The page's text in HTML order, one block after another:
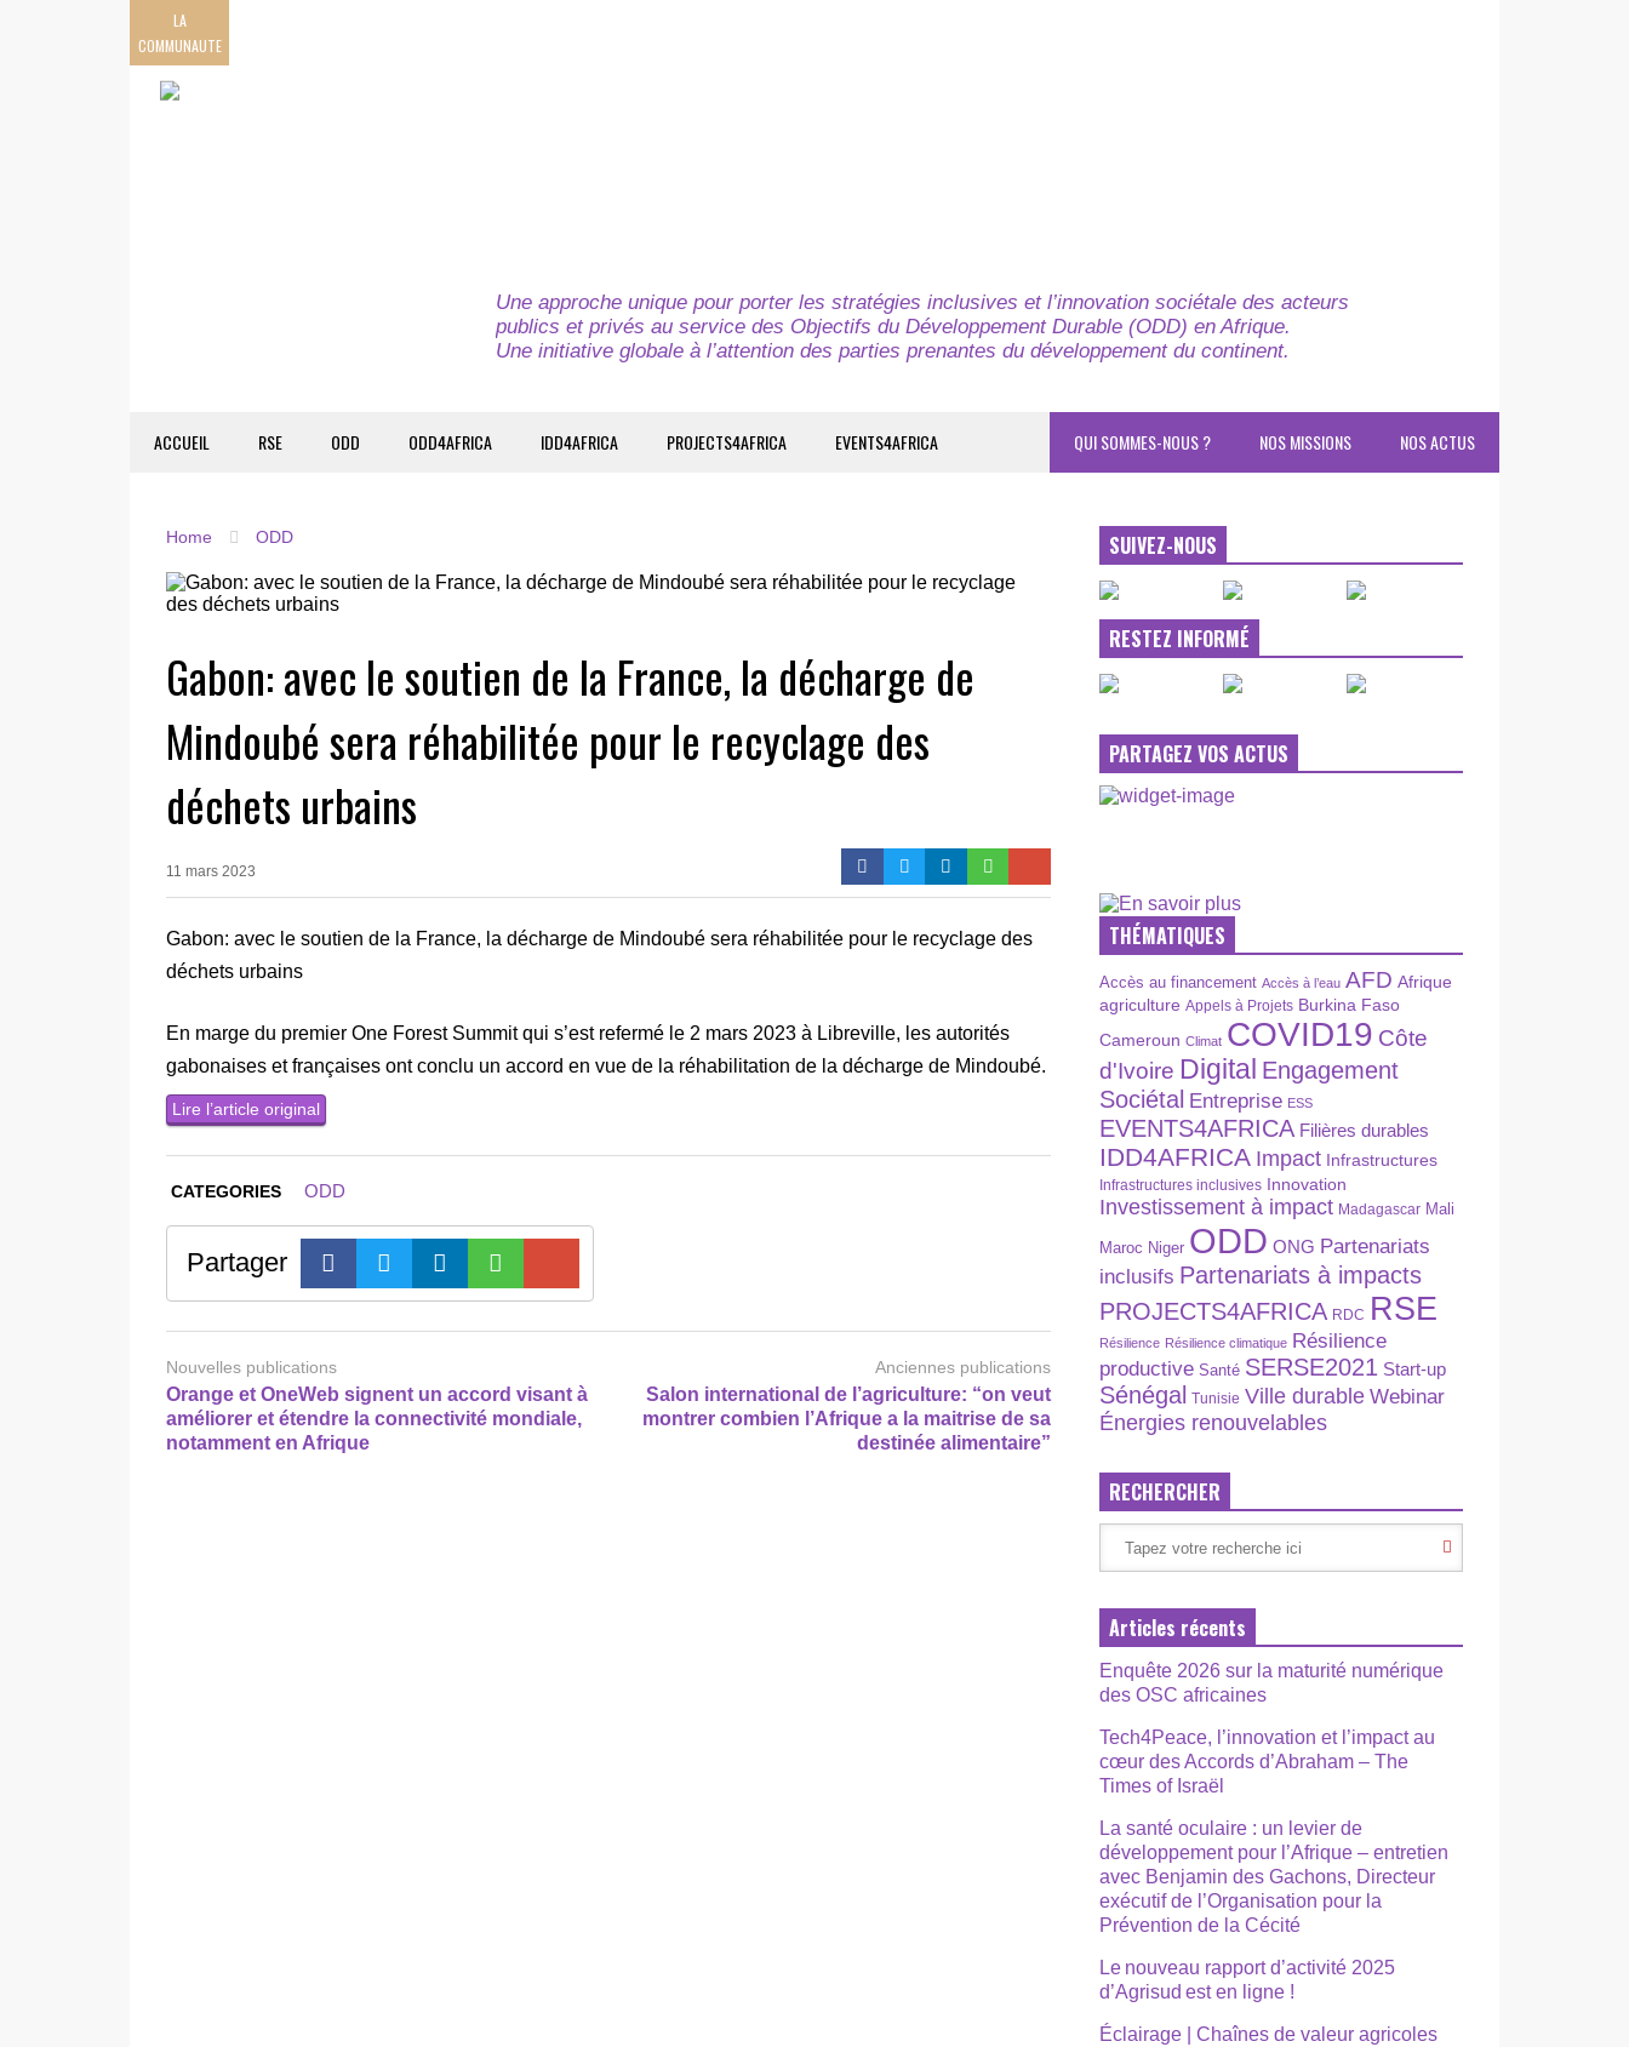
LA
COMMUNAUTE
Une approche unique pour porter les stratégies inclusives et l’innovation sociétale des acteurs
publics et privés au service des Objectifs du Développement Durable (ODD) en Afrique.
Une initiative globale à l’attention des parties prenantes du développement du continent.
ACCUEIL RSE ODD ODD4AFRICA IDD4AFRICA PROJECTS4AFRICA EVENTS4AFRICA NOS ACTUS
NOS MISSIONS
QUI SOMMES-NOUS ?
Home ODD
Gabon: avec le soutien de la France, la décharge de
Mindoubé sera réhabilitée pour le recyclage des
déchets urbains
11 mars 2023
Gabon: avec le soutien de la France, la décharge de Mindoubé sera réhabilitée pour le recyclage des
déchets urbains
En marge du premier One Forest Summit qui s’est refermé le 2 mars 2023 à Libreville, les autorités
gabonaises et françaises ont conclu un accord en vue de la réhabilitation de la décharge de Mindoubé.
Lire l’article original
CATEGORIES ODD
Partager
Nouvelles publications
Orange et OneWeb signent un accord visant à
améliorer et étendre la connectivité mondiale,
notamment en Afrique
Anciennes publications
Salon international de l’agriculture: “on veut
montrer combien l’Afrique a la maitrise de sa
destinée alimentaire”
SUIVEZ-NOUS
RESTEZ INFORMÉ
PARTAGEZ VOS ACTUS
THÉMATIQUES
Accès au financement Accès à l’eau AFD Afrique
agriculture Appels à Projets Burkina Faso
Cameroun Climat COVID19 Côte
d'Ivoire Digital Engagement
Sociétal Entreprise ESS
EVENTS4AFRICA Filières durables
IDD4AFRICA Impact Infrastructures
Infrastructures inclusives Innovation
Investissement à impact Madagascar Mali
Maroc Niger ODD ONG Partenariats
inclusifs Partenariats à impacts
PROJECTS4AFRICA RDC RSE
Résilience Résilience climatique Résilience
productive Santé SERSE2021 Start-up
Sénégal Tunisie Ville durable Webinar
Énergies renouvelables
RECHERCHER
Articles récents
Enquête 2026 sur la maturité numérique
des OSC africaines
Tech4Peace, l’innovation et l’impact au
cœur des Accords d’Abraham – The
Times of Israël
La santé oculaire : un levier de
développement pour l’Afrique – entretien
avec Benjamin des Gachons, Directeur
exécutif de l’Organisation pour la
Prévention de la Cécité
Le nouveau rapport d’activité 2025
d’Agrisud est en ligne !
Éclairage | Chaînes de valeur agricoles